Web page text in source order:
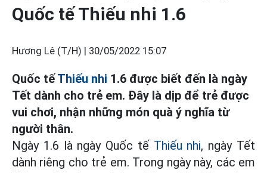
Quốc tế Thiếu nhi 1.6
Hương Lê (T/H) | 30/05/2022 15:07
Quốc tếThiếu nhi 1.6 được biết đến là ngày
Tết dành cho trẻ em. Đây là dịp để trẻ được
vui chơi, nhận những món quà ý nghĩa từ
người thân.
Ngày 1.6 là ngày Quốc tế Thiếu nhi, ngày Tết
dành riêng cho trẻ em. Trong ngày này, các em